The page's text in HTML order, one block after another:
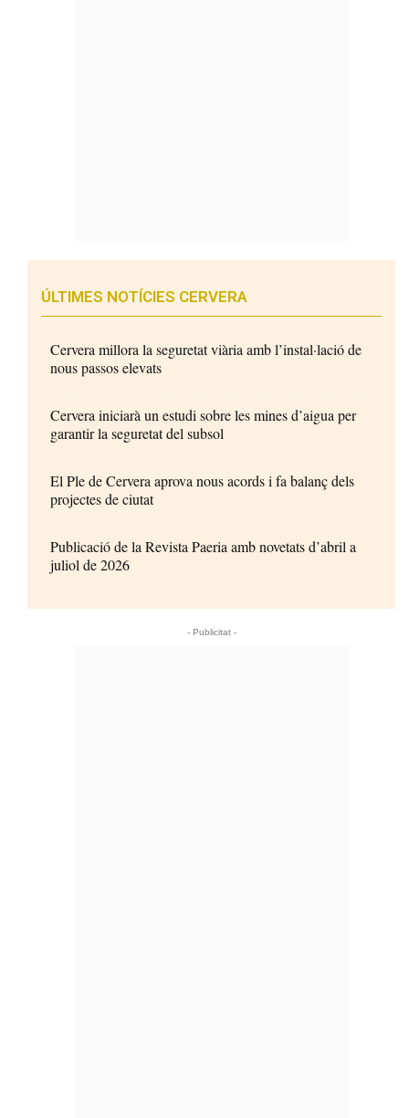
ÚLTIMES NOTÍCIES CERVERA
Cervera millora la seguretat viària amb l’instal·lació de
nous passos elevats
Cervera iniciarà un estudi sobre les mines d’aigua per
garantir la seguretat del subsol
El Ple de Cervera aprova nous acords i fa balanç dels
projectes de ciutat
Publicació de la Revista Paeria amb novetats d’abril a
juliol de 2026
- Publicitat -